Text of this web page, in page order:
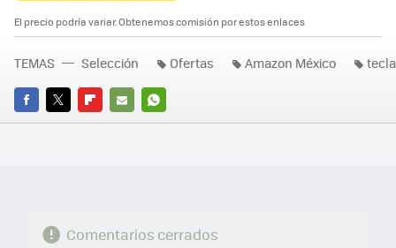
El precio podría variar. Obtenemos comisión por estos enlaces
FACEBOOK
TWITTERFLIPBOARD
E-
WHATSAPP
TEMAS Selección Ofertas Amazon México
Comentarios cerrados